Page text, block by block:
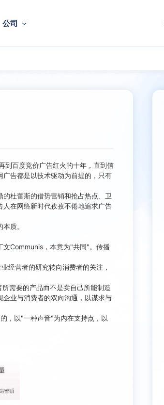
公司
百度竞价广告红火的十年，直到信
告都是以技术驱动为前提的，只有
杜蕾斯的借势营销和抢占热点、卫
在网络新时代孜孜不倦地追求广告
质。
Communis，本意为"共同"。传播
营者的研究转向消费者的关注，
需要的产品而不是卖自己所能制造
业与消费者的双向沟通，以谋求与
，以"一种声音"为内在支持点，以